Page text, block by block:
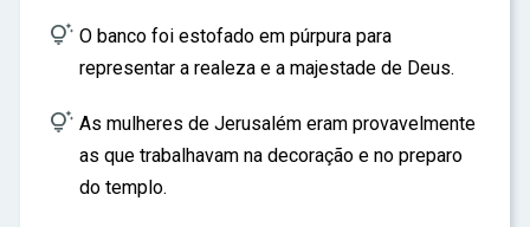
 O banco foi estofado em púrpura para
representar a realeza e a majestade de Deus.
 As mulheres de Jerusalém eram provavelmente
as que trabalhavam na decoração e no preparo
do templo.